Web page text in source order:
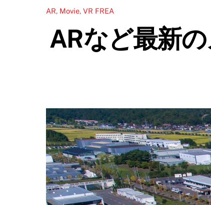
AR, Movie, VR FREA
ARなど最新